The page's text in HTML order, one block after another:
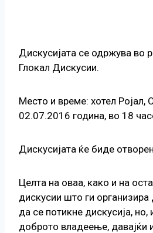
Дискусијата се одржува во
Глокал Дискусии.
Место и време: хотел Ројал,
02.07.2016 година, во 18
Дискусијата ќе биде
Целта на оваа, како и на
дискусии што ги
да се потикне дискусија, но,
доброто владеење, давајќи